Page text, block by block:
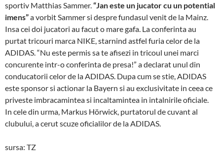
sportiv Matthias Sammer.“Jan este un jucator cu un potential
imens”a vorbit Sammer si despre fundasul venit de la Mainz.
Insa cei doi jucatori au facut o mare gafa. La conferinta au
purtat tricouri marca NIKE, starnind astfel furia celor de la
ADIDAS. “Nu este permis sa te afisezi in tricoul unei marci
concurente intr-o conferinta de presa!” a declarat unul din
conducatorii celor de la ADIDAS. Dupa cum se stie, ADIDAS
este sponsor si actionar la Bayern si au exclusivitate in ceea ce
priveste imbracamintea si incaltamintea in intalnirile oficiale.
In cele din urma, Markus Hörwick, purtatorul de cuvant al
clubului, a cerut scuze oficialilor de la ADIDAS.
sursa: TZ